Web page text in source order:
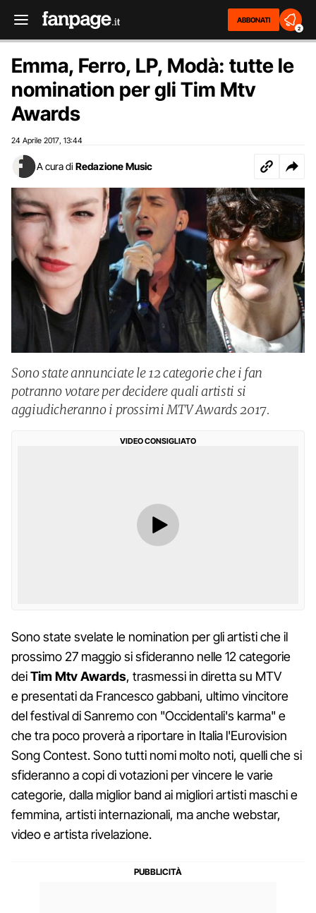
ABBONATI
2
Emma, Ferro, LP, Modà: tutte le
nomination per gli Tim Mtv
Awards
24 Aprile 2017 13:44
A cura di Redazione Music
Sono state annunciate le 12 categorie che i fan
potranno votare per decidere quali artisti si
aggiudicheranno i prossimi MTV Awards 2017.
VIDEO CONSIGLIATO
Sono state svelate le nomination per gli artisti che il
prossimo 27 maggio si sfideranno nelle 12 categorie
deiTim Mtv Awards, trasmessi in diretta su MTV
e presentati da Francesco gabbani, ultimo vincitore
del festival di Sanremo con "Occidentali's karma" e
che tra poco proverà a riportare in Italia l'Eurovision
Song Contest. Sono tutti nomi molto noti, quelli che si
sfideranno a copi di votazioni per vincere le varie
categorie, dalla miglior band ai migliori artisti maschi e
femmina, artisti internazionali, ma anche webstar,
video e artista rivelazione.